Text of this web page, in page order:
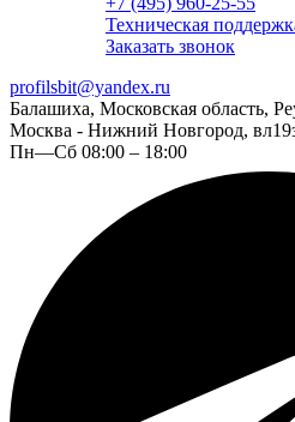
Техническая
Заказать звонок
profilsbit@yandex.ru
Балашиха, Московская область,
Москва - Нижний Новгород,
Пн—Сб 08:00 – 18:00